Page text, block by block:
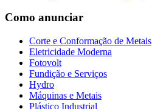
Como anunciar
Corte e Conformação de Metais
Eletricidade Moderna
Fotovolt
Fundição e Serviços
Hydro
Máquinas e Metais
Plástico Industrial